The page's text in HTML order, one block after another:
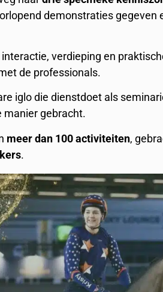
demonstraties gegeven
verdieping en
de professionals.
iglo die dienstdoet als
manier gebracht.
meer dan 100 activiteiten,
.